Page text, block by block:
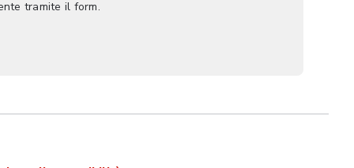
tramite il form.